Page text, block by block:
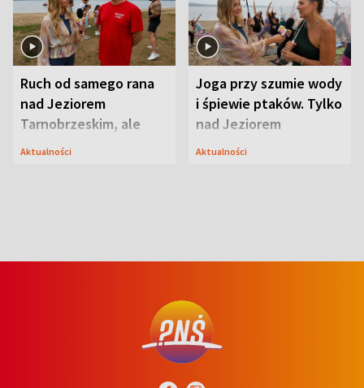
Ruch od samego rana
nad Jeziorem
Tarnobrzeskim, ale
ważna jest jedna
Aktualności
Joga przy szumie wody
i śpiewie ptaków. Tylko
nad Jeziorem
Tarnobrzeskim
Aktualności